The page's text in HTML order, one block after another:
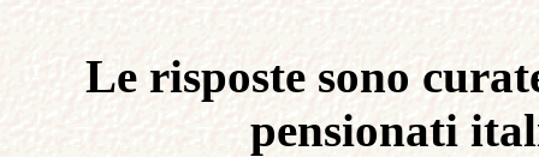
Le risposte sono
pensionati